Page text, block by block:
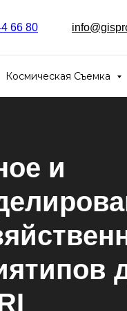
66 80
Космическая Съемка
и